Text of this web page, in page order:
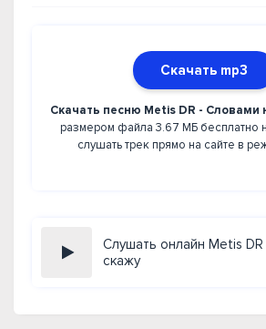
Скачать mp3
Скачать песню Metis DR - Словами
размером файла 3.67 МБ бесплатно
слушать трек прямо на сайте в
Слушать онлайн Metis
скажу